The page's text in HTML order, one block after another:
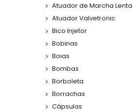
Atuador de Marcha Lenta
Atuador Valvetronic
Bico Injetor
Bobinas
Boias
Bombas
Borboleta
Borrachas
Cápsulas